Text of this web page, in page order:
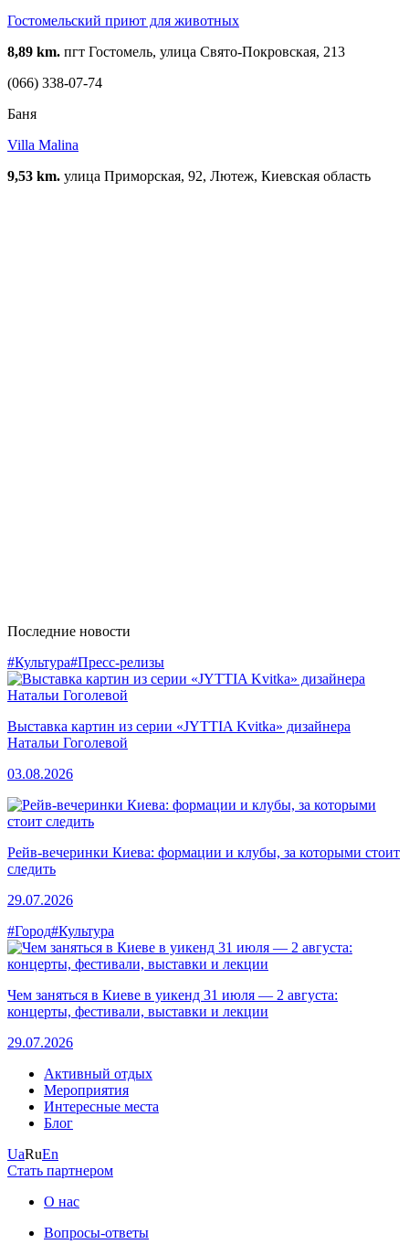
Гостомельский приют для животных
8,89 km. пгт Гостомель, улица Свято-Покровская, 213
(066) 338-07-74
Баня
Villa Malina
9,53 km. улица Приморская, 92, Лютеж, Киевская область
Последние новости
#Культура#Пресс-релизы
Выставка картин из серии «JYTTIA Kvitka» дизайнера
Натальи Гоголевой
03.08.2026
Рейв-вечеринки Киева: формации и клубы, за которыми стоит
следить
29.07.2026
#Город#Культура
Чем заняться в Киеве в уикенд 31 июля — 2 августа:
концерты, фестивали, выставки и лекции
29.07.2026
Активный отдых
Мероприятия
Интересные места
Блог
UaRuEn
Стать партнером
О нас
Вопросы-ответы